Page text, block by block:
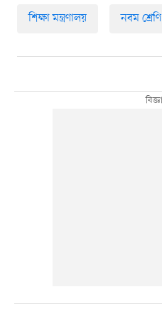
শিক্ষা মন্ত্রণালয় নবম শ্রেণি